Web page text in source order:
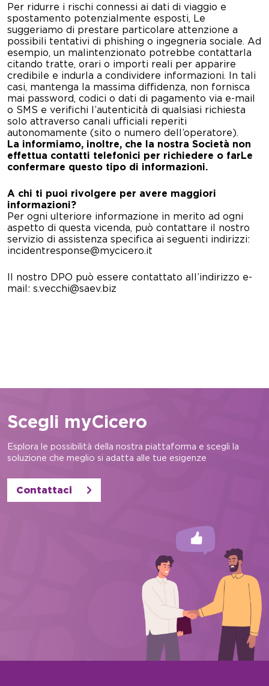
Per ridurre i rischi connessi ai dati di viaggio e
spostamento potenzialmente esposti, Le
suggeriamo di prestare particolare attenzione a
possibili tentativi di phishing o ingegneria sociale. Ad
esempio, un malintenzionato potrebbe contattarla
citando tratte, orari o importi reali per apparire
credibile e indurla a condividere informazioni. In tali
casi, mantenga la massima diffidenza, non fornisca
mai password, codici o dati di pagamento via e-mail
o SMS e verifichi l’autenticità di qualsiasi richiesta
solo attraverso canali ufficiali reperiti
autonomamente (sito o numero dell’operatore).
La informiamo, inoltre, che la nostra Società non
effettua contatti telefonici per richiedere o farLe
confermare questo tipo di informazioni.
A chi ti puoi rivolgere per avere maggiori
informazioni?
Per ogni ulteriore informazione in merito ad ogni
aspetto di questa vicenda, può contattare il nostro
servizio di assistenza specifica ai seguenti indirizzi:
incidentresponse@mycicero.it
Il nostro DPO può essere contattato all’indirizzo e-
mail: s.vecchi@saev.biz
Scegli myCicero
Esplora le possibilità della nostra piattaforma e scegli la
soluzione che meglio si adatta alle tue esigenze
Contattaci